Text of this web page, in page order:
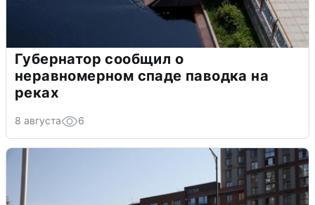
Губернатор сообщил о
неравномерном спаде паводка на
реках
8 августа 6